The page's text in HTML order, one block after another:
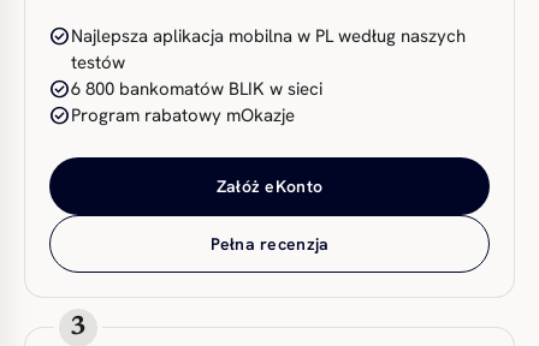
check_circleNajlepsza aplikacja mobilna w PL według naszych
testów
check_circle6 800 bankomatów BLIK w sieci
check_circleProgram rabatowy mOkazje
Załóż eKonto
Pełna recenzja
3